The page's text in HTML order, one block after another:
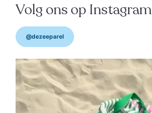
Volg ons op Instagram
@dezeeparel